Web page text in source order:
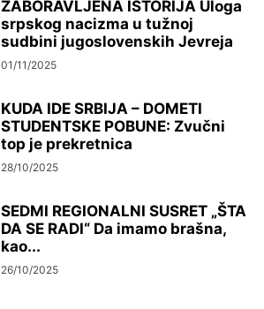
ZABORAVLJENA ISTORIJA Uloga
srpskog nacizma u tužnoj
sudbini jugoslovenskih Jevreja
01/11/2025
KUDA IDE SRBIJA – DOMETI
STUDENTSKE POBUNE: Zvučni
top je prekretnica
28/10/2025
SEDMI REGIONALNI SUSRET „ŠTA
DA SE RADI“ Da imamo brašna,
kao...
26/10/2025